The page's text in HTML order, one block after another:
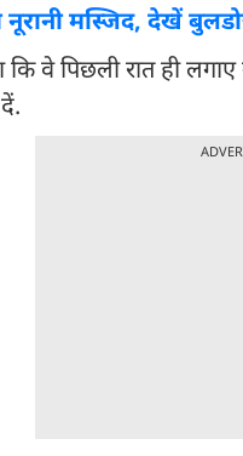
मस्जिद, देखें
कि वे पिछली रात ही